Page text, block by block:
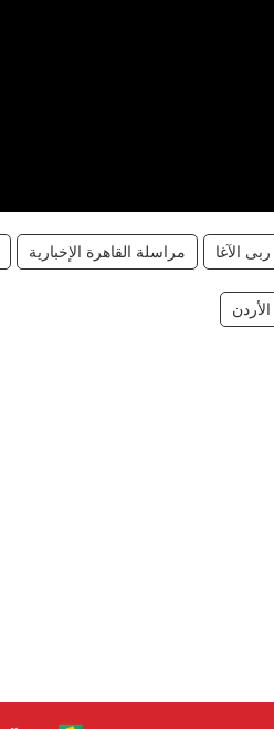
ربى الآغا مراسلة القاهرة الإخبارية
الأردن